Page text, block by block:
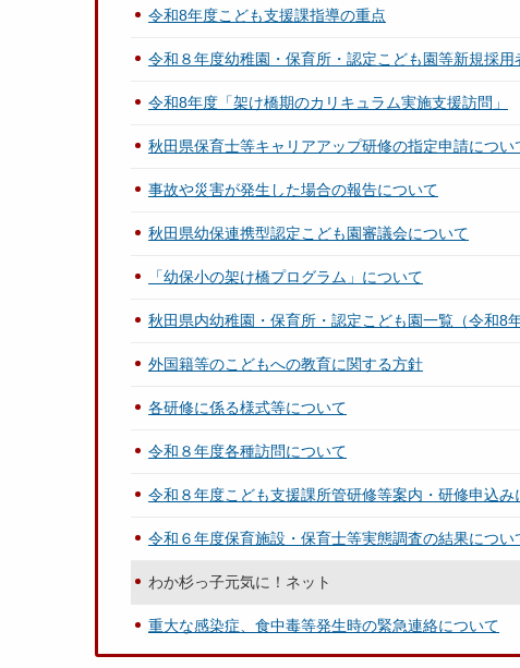
令和8年度こども支援課指導の重点
令和８年度幼稚園・保育所・認定こども園等新規採用
令和8年度「架け橋期のカリキュラム実施支援訪問」
秋田県保育士等キャリアアップ研修の指定申請につい
事故や災害が発生した場合の報告について
秋田県幼保連携型認定こども園審議会について
「幼保小の架け橋プログラム」について
秋田県内幼稚園・保育所・認定こども園一覧（令和8
外国籍等のこどもへの教育に関する方針
各研修に係る様式等について
令和８年度各種訪問について
令和８年度こども支援課所管研修等案内・研修申込み
令和６年度保育施設・保育士等実態調査の結果につい
わか杉っ子元気に！ネット
重大な感染症、食中毒等発生時の緊急連絡について